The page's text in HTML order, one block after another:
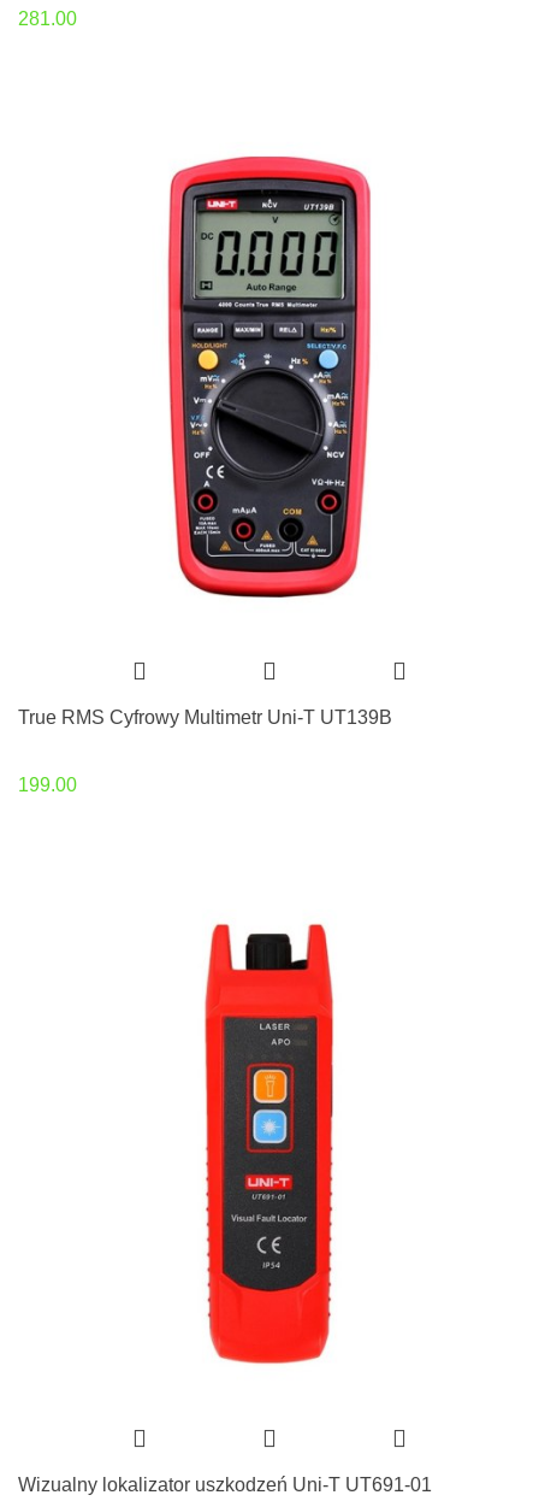
281.00
True RMS Cyfrowy Multimetr Uni-T UT139B
199.00
Wizualny lokalizator uszkodzeń Uni-T UT691-01